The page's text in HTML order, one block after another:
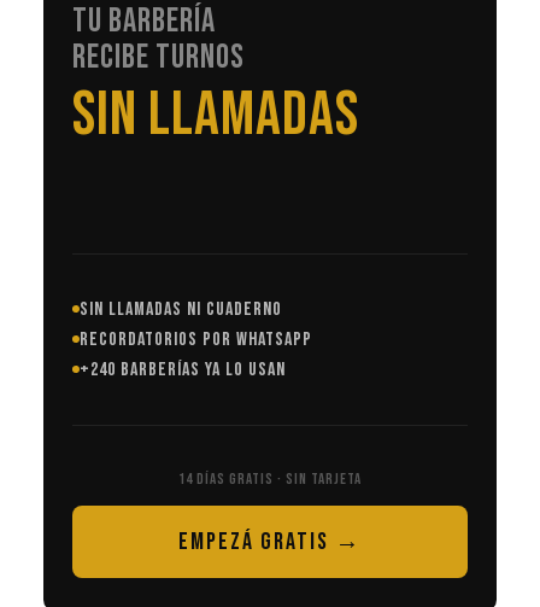
TU BARBERÍA
RECIBE TURNOS
SIN LLAMADAS
SIN LLAMADAS NI CUADERNO
RECORDATORIOS POR WHATSAPP
+240 BARBERÍAS YA LO USAN
14 DÍAS GRATIS · SIN TARJETA
EMPEZÁ GRATIS →